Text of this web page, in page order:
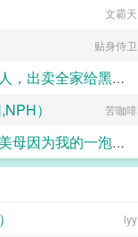
文霸天
贴身侍卫
媚黑母亲为了谄媚黑人，出卖全家给黑人当性奴
catmilf
） 苦咖啡
我的冷傲岳母和知性美母因为我的一泡精液成为了熟女便器 (无绿版)
lyy